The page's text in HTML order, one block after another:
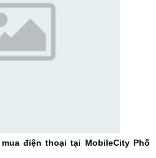
điện thoại tại MobileCity Phố